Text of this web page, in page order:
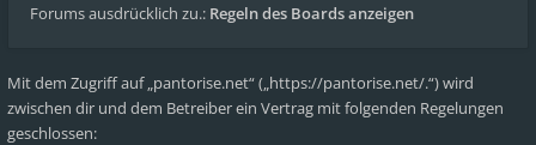
Forums ausdrücklich zu.: Regeln des Boards anzeigen
Mit dem Zugriff auf „pantorise.net“ („https://pantorise.net/.“) wird
zwischen dir und dem Betreiber ein Vertrag mit folgenden Regelungen
geschlossen: